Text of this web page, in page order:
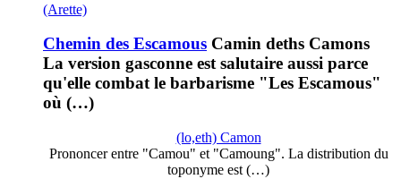
(Arette)
Chemin des Escamous Camin deths Camons
La version gasconne est salutaire aussi parce
qu'elle combat le barbarisme "Les Escamous"
où (…)
(lo,eth) Camon
Prononcer entre "Camou" et "Camoung". La distribution du
toponyme est (…)